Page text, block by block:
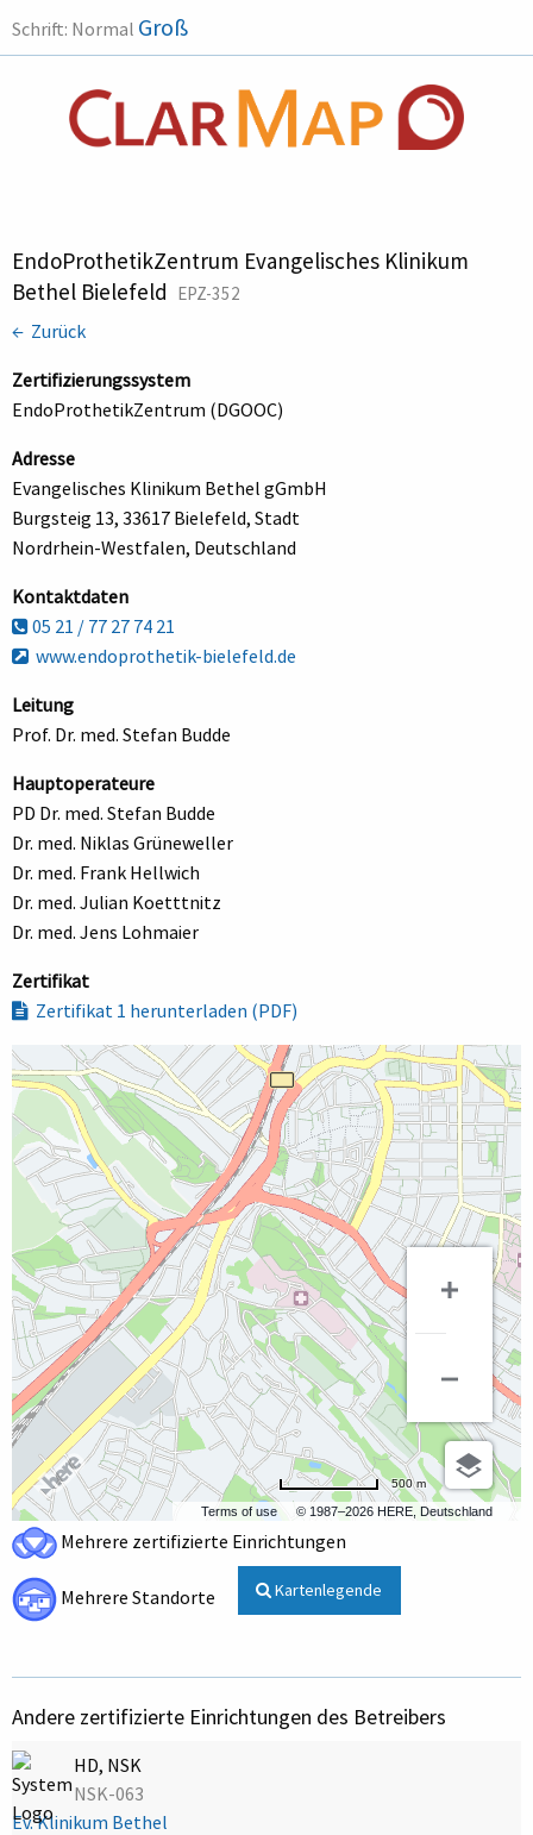
Schrift: Normal Groß
EndoProthetikZentrum Evangelisches Klinikum
Bethel Bielefeld EPZ-352
← Zurück
Zertifizierungssystem
EndoProthetikZentrum (DGOOC)
Adresse
Evangelisches Klinikum Bethel gGmbH
Burgsteig 13, 33617 Bielefeld, Stadt
Nordrhein-Westfalen, Deutschland
Kontaktdaten
05 21 / 77 27 74 21
www.endoprothetik-bielefeld.de
Leitung
Prof. Dr. med. Stefan Budde
Hauptoperateure
PD Dr. med. Stefan Budde
Dr. med. Niklas Grüneweller
Dr. med. Frank Hellwich
Dr. med. Julian Koetttnitz
Dr. med. Jens Lohmaier
Zertifikat
Zertifikat 1 herunterladen (PDF)
Terms of use © 1987–2026 HERE, Deutschland
500 m
Mehrere zertifizierte Einrichtungen
Mehrere Standorte Kartenlegende
Andere zertifizierte Einrichtungen des Betreibers
HD, NSK
NSK-063
Ev. Klinikum Bethel